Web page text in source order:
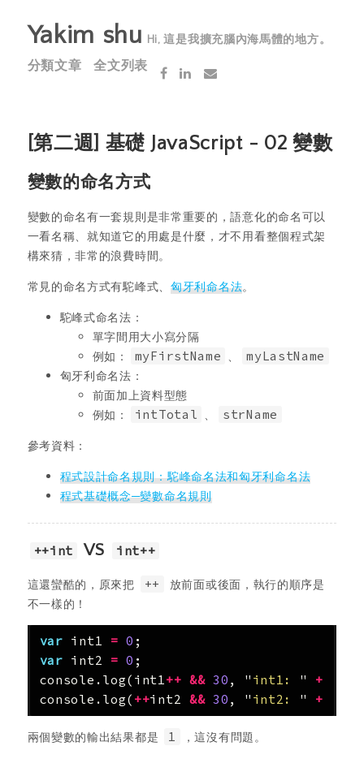
Yakim shu Hi, 這是我擴充腦內海馬體的地方。
分類文章 全文列表
[第二週] 基礎 JavaScript - 02 變數
變數的命名方式
變數的命名有一套規則是非常重要的，語意化的命名可以
一看名稱、就知道它的用處是什麼，才不用看整個程式架
構來猜，非常的浪費時間。
常見的命名方式有駝峰式、 匈牙利命名法。
駝峰式命名法：
單字間用大小寫分隔
例如：
myFirstName
myLastName
匈牙利命名法：
前面加上資料型態
例如：
intTotal
strName
參考資料：
程式設計命名規則：駝峰命名法和匈牙利命名法
程式基礎概念─變數命名規則
++int VS int++
這還蠻酷的，原來把 ++
放前面或後面，執行的順序是
不一樣的！
var int1 = 0 ;
var int2 = 0 ;
console . log( int1++ && 30 , " int1: " +
console . log( ++int2 && 30 , " int2: " +
兩個變數的輸出結果都是 1
，這沒有問題。